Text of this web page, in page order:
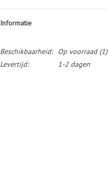
Informatie
Beschikbaarheid: Op voorraad(1)
Levertijd:
1-2 dagen